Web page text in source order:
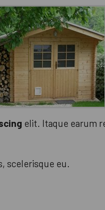
elit. Itaque earum
scelerisque eu.